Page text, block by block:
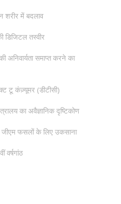
शरीर में बदलाव
तस्वीर
अनिवार्यता समाप्त करने का
टू कंज़्यूमर (डीटीसी)
का अवैज्ञानिक दृष्टिकोण
जीएम फसलों के लिए उकसाना
वर्षगांठ